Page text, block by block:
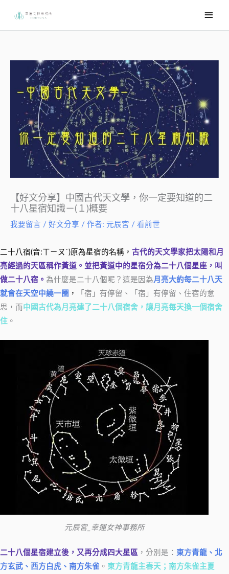
要
【好文分享】中國古代天文學，你一定要知道的二
十八星宿知識－(１)概要
我要留言 / 好文分享 / 作者: 元辰宮 / 看前世
二十八宿(音:ㄒㄧㄡˋ)原為星宿的名稱， 古代的天文學家把太陽和月
亮經過的天區稱作黃道。並把黃道中的星宿分為二十八個星座，叫
做二十八宿。 為什麼是二十八個呢？這是因為 月亮大約每二十八天
就會在天空中繞一圈 ，
「宿」有停留、「宿」有停留、住宿的意
思，而 中國古代為月亮建了二十八個宿舍，讓月亮每天換一個宿舍
住 。
元辰宮_幸運女神事務所
二十八個星宿建立後，又再分成四大星區 ，分別是： 東方青龍、北
方玄武、西方白虎、南方朱雀 。 東方青龍主春天；南方朱雀主夏